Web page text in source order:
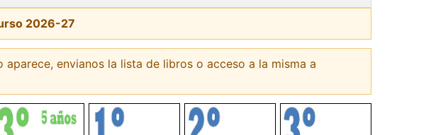
2026-27
envianos la lista de libros o acceso a la misma a